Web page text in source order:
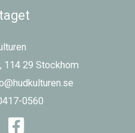
114 29 Stockhom
0560